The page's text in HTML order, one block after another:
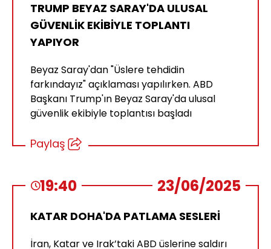
TRUMP BEYAZ SARAY'DA ULUSAL
GÜVENLİK EKİBİYLE TOPLANTI
YAPIYOR
Beyaz Saray'dan "Üslere tehdidin
farkındayız" açıklaması yapılırken. ABD
Başkanı Trump'ın Beyaz Saray'da ulusal
güvenlik ekibiyle toplantısı başladı
Paylaş
19:40 23/06/2025
KATAR DOHA'DA PATLAMA SESLERİ
İran, Katar ve Irak’taki ABD üslerine saldırı